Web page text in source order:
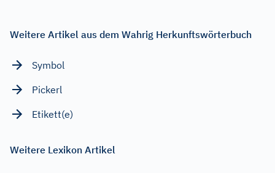
Weitere Artikel aus dem Wahrig Herkunftswörterbuch
Symbol
Pickerl
Etikett(e)
Weitere Lexikon Artikel